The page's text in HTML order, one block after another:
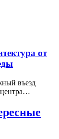
от
въезд
центра…